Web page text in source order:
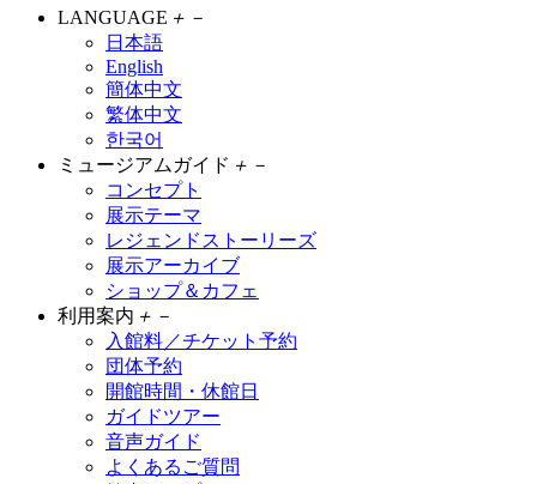
LANGUAGE ＋ －
日本語
English
簡体中文
繁体中文
한국어
ミュージアムガイド ＋ －
コンセプト
展示テーマ
レジェンドストーリーズ
展示アーカイブ
ショップ＆カフェ
利用案内 ＋ －
入館料／チケット予約
団体予約
開館時間・休館日
ガイドツアー
音声ガイド
よくあるご質問